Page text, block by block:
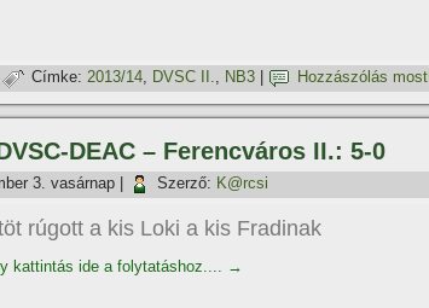
Címke: 2013/14, DVSC II., NB3 Hozzászólás
DEAC – Ferencváros II.: 5-0
3. vasárnap Szerző: K@rcsi
rúgott a kis Loki a kis Fradinak
kattintás ide a folytatáshoz.... →